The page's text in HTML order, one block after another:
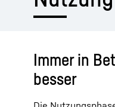
Immer in
besser